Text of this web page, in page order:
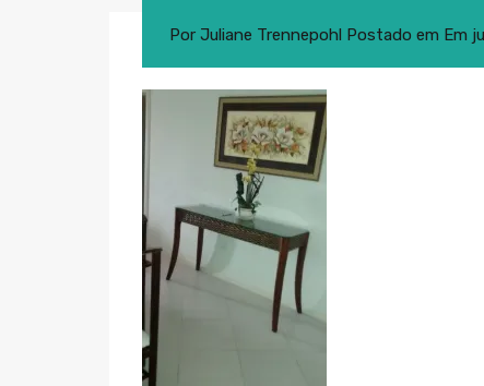
Por Juliane Trennepohl Postado em Em